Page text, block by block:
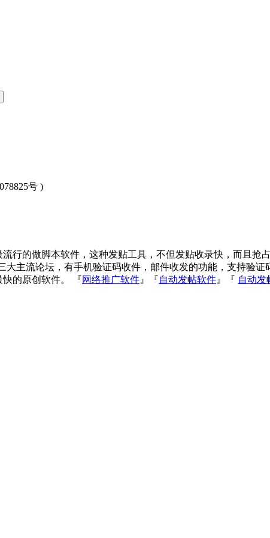
号 )
行的做脚本软件，这种发贴工具，不但发贴收录快，而且
大主流论坛，有手机验证码收件，邮件收发的功能，支持
的原创软件。 『网络推广软件 』『自动发帖软件 』『 自动发